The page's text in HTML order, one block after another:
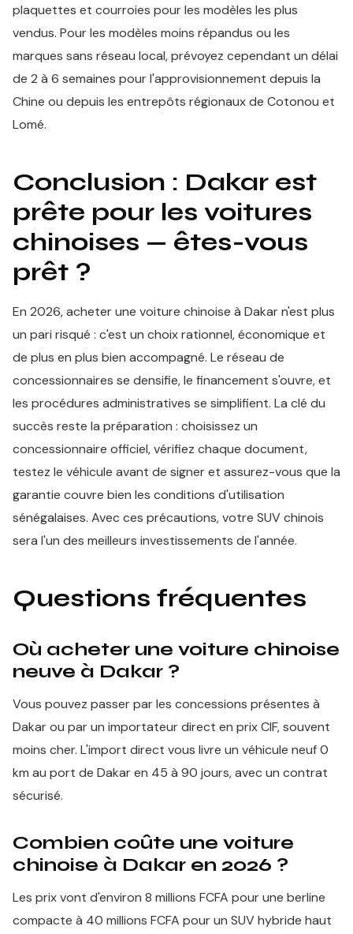
plaquettes et courroies pour les modèles les plus
vendus. Pour les modèles moins répandus ou les
marques sans réseau local, prévoyez cependant un délai
de 2 à 6 semaines pour l'approvisionnement depuis la
Chine ou depuis les entrepôts régionaux de Cotonou et
Lomé.
Conclusion : Dakar est
prête pour les voitures
chinoises — êtes-vous
prêt ?
En 2026, acheter une voiture chinoise à Dakar n'est plus
un pari risqué : c'est un choix rationnel, économique et
de plus en plus bien accompagné. Le réseau de
concessionnaires se densifie, le financement s'ouvre, et
les procédures administratives se simplifient. La clé du
succès reste la préparation : choisissez un
concessionnaire officiel, vérifiez chaque document,
testez le véhicule avant de signer et assurez-vous que la
garantie couvre bien les conditions d'utilisation
sénégalaises. Avec ces précautions, votre SUV chinois
sera l'un des meilleurs investissements de l'année.
Questions fréquentes
Où acheter une voiture chinoise
neuve à Dakar ?
Vous pouvez passer par les concessions présentes à
Dakar ou par un importateur direct en prix CIF, souvent
moins cher. L'import direct vous livre un véhicule neuf 0
km au port de Dakar en 45 à 90 jours, avec un contrat
sécurisé.
Combien coûte une voiture
chinoise à Dakar en 2026 ?
Les prix vont d'environ 8 millions FCFA pour une berline
compacte à 40 millions FCFA pour un SUV hybride haut